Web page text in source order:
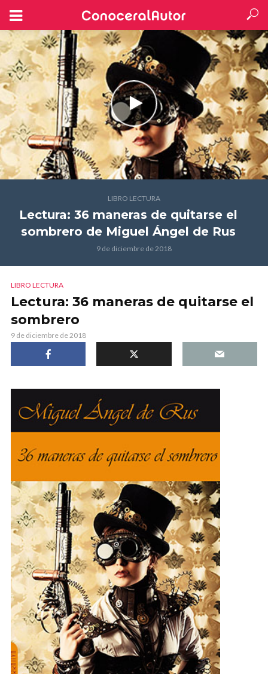
LIBRO LECTURA
Lectura: 36 maneras de quitarse el
sombrero de Miguel Ángel de Rus
9 de diciembre de 2018
LIBRO LECTURA
Lectura: 36 maneras de quitarse el
sombrero
9 de diciembre de 2018